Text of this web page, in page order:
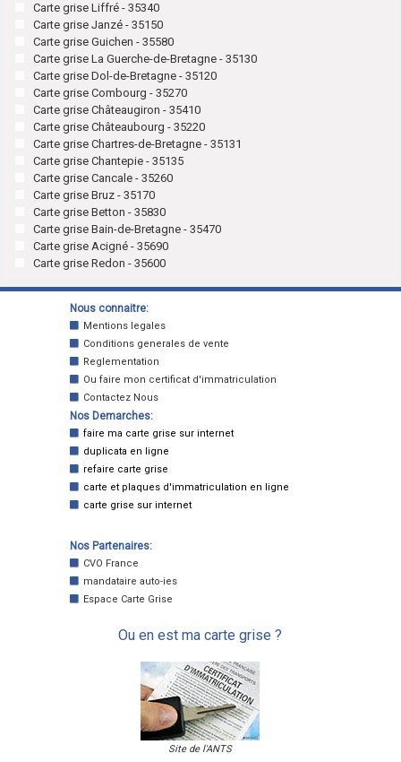
Carte grise Liffré - 35340
Carte grise Janzé - 35150
Carte grise Guichen - 35580
Carte grise La Guerche-de-Bretagne - 35130
Carte grise Dol-de-Bretagne - 35120
Carte grise Combourg - 35270
Carte grise Châteaugiron - 35410
Carte grise Châteaubourg - 35220
Carte grise Chartres-de-Bretagne - 35131
Carte grise Chantepie - 35135
Carte grise Cancale - 35260
Carte grise Bruz - 35170
Carte grise Betton - 35830
Carte grise Bain-de-Bretagne - 35470
Carte grise Acigné - 35690
Carte grise Redon - 35600
Nous connaitre:
Mentions legales
Conditions generales de vente
Reglementation
Ou faire mon certificat d'immatriculation
Contactez Nous
Nos Demarches:
faire ma carte grise sur internet
duplicata en ligne
refaire carte grise
carte et plaques d'immatriculation en ligne
carte grise sur internet
Nos Partenaires:
CVO France
mandataire auto-ies
Espace Carte Grise
Ou en est ma carte grise ?
Site de l'ANTS